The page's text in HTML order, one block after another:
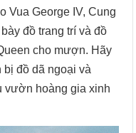
Vua George IV, Cung
đồ trang trí và đồ
cho mượn. Hãy
đồ dã ngoại và
vườn hoàng gia xinh